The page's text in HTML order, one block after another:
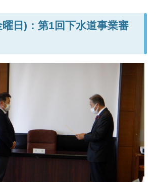
日)：第1回下水道事業審